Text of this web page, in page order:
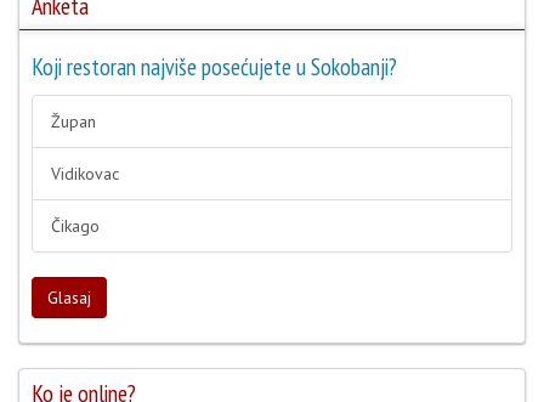
Koji restoran najviše posećujete u Sokobanji?
Župan
Vidikovac
Čikago
Glasaj
Ko je online?